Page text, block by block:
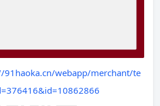
91haoka.cn/webapp/merchant/te